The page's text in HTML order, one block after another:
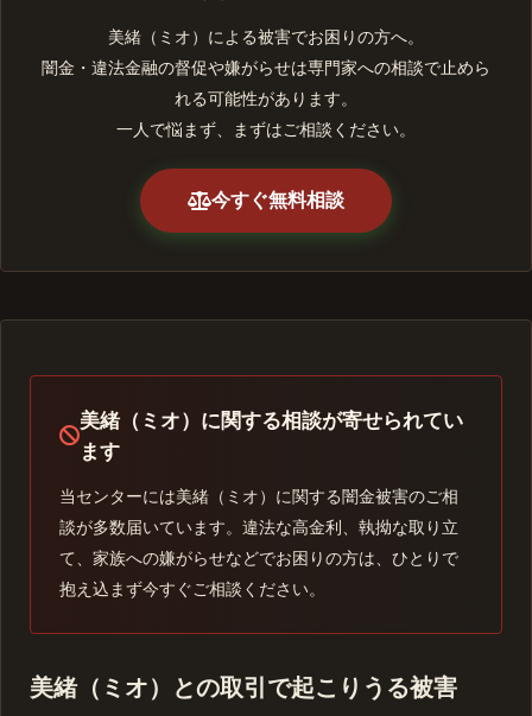
美緒（ミオ）による被害でお困りの方へ。
闇金・違法金融の督促や嫌がらせは専門家への相談で止めら
れる可能性があります。
一人で悩まず、まずはご相談ください。
今すぐ無料相談
美緒（ミオ）に関する相談が寄せられてい
ます
当センターには美緒（ミオ）に関する闇金被害のご相
談が多数届いています。違法な高金利、執拗な取り立
て、家族への嫌がらせなどでお困りの方は、ひとりで
抱え込まず今すぐご相談ください。
美緒（ミオ）との取引で起こりうる被害